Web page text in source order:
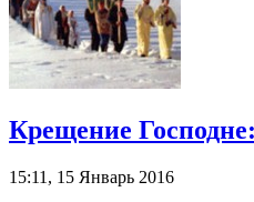
Крещение
15:11, 15 Январь 2016